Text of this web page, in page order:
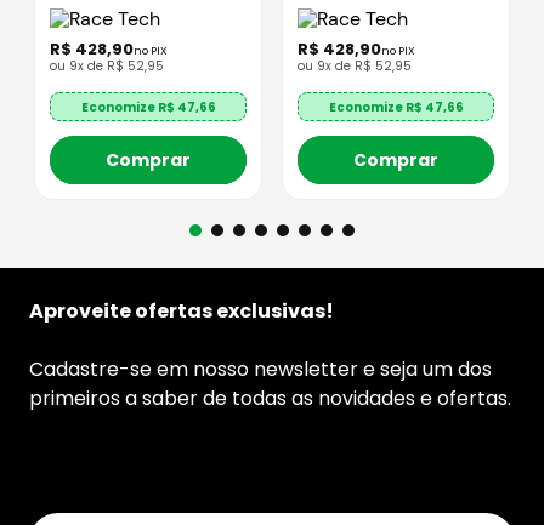
R$ 428,90no PIX
ou 9x de R$ 52,95
Economize R$ 47,66
Comprar
R$ 428,90no PIX
ou 9x de R$ 52,95
Economize R$ 47,66
Comprar
Aproveite ofertas exclusivas!
Cadastre-se em nosso newsletter e seja um dos
primeiros a saber de todas as novidades e ofertas.